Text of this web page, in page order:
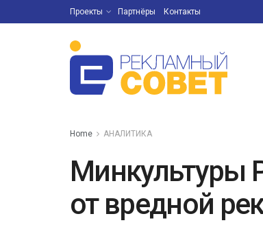
Проекты Партнёры Контакты
Home АНАЛИТИКА
Минкультуры
от вредной